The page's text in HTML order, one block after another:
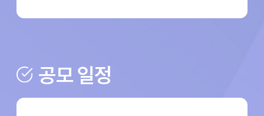
공모 일정